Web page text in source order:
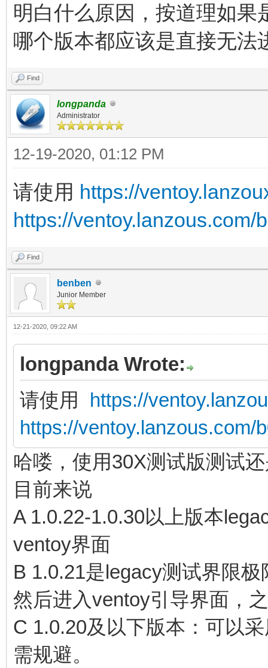
明白什么原因，按道理如果
哪个版本都应该是直接无法
Find
longpanda
Administrator
12-19-2020, 01:12 PM
请使用 https://
https://ventoy.lanzous.com/
Find
benben
Junior Member
12-21-2020, 09:22 AM
longpanda Wrote:
请使用 https://
https://ventoy.lanzous.com/
哈喽，使用30X测试版测试
目前来说
A 1.0.22-1.0.30以上版本
ventoy界面
B 1.0.21是legacy测试界限
然后进入ventoy引导界面，
C 1.0.20及以下版本：可以
需规避。